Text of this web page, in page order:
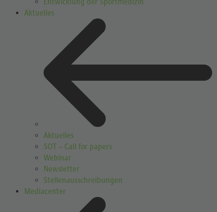
Aktuelles
Aktuelles
SOT – Call for papers
Webinar
Newsletter
Stellenausschreibungen
Mediacenter